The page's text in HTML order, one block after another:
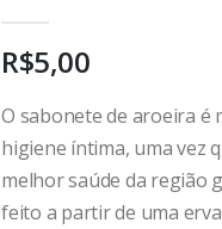
R$5,00
O sabonete de aroeira é
higiene íntima, uma vez
melhor saúde da região
feito a partir de uma